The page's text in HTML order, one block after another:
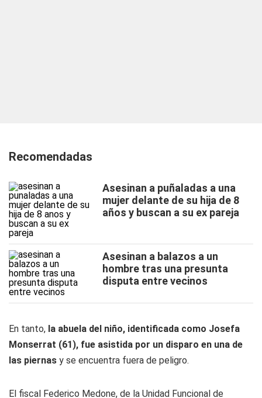
Recomendadas
Asesinan a puñaladas a una
mujer delante de su hija de 8
años y buscan a su ex pareja
Asesinan a balazos a un
hombre tras una presunta
disputa entre vecinos
En tanto, la abuela del niño, identificada como Josefa
Monserrat (61), fue asistida por un disparo en una de
las piernas y se encuentra fuera de peligro.
El fiscal Federico Medone, de la Unidad Funcional de